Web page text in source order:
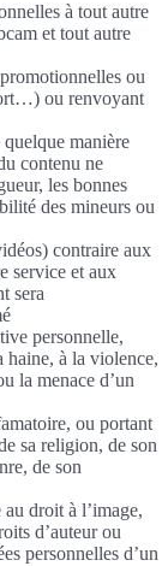
à tout autre
et tout autre
ou
ou renvoyant
manière
contenu ne
les bonnes
des mineurs ou
contraire aux
service et aux
sera
personnelle,
haine, à la violence,
la menace d’un
ou portant
sa religion, de son
de son
droit à l’image,
d’auteur ou
personnelles d’un